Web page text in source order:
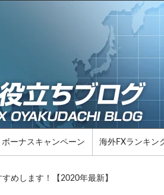
ボーナスキャンペーン 海外FXランキン
めします！【2020年最新】